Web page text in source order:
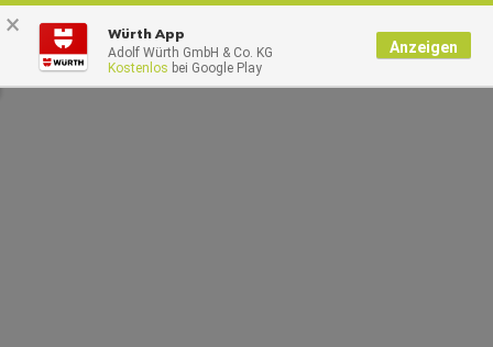
× Würth App
Adolf Würth GmbH & Co. KG
Kostenlos bei Google Play
Anzeigen